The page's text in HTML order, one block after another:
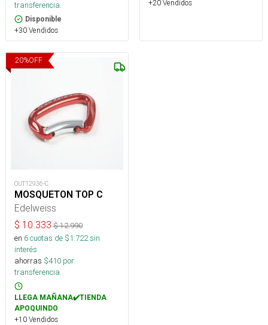
transferencia.
Disponible
+30 Vendidos
+20 Vendidos
20%OFF
OUT12936-C
MOSQUETON TOP C
Edelweiss
$ 10.333 $12.990
en 6cuotas de $1.722sin
interés
ahorras $410 por
transferencia.
LLEGA MAÑANA✔️TIENDA
APOQUINDO
+10 Vendidos